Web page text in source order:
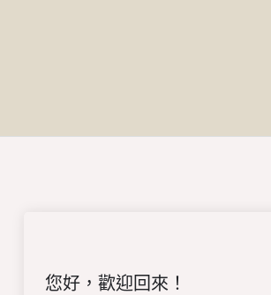
您好，歡迎回來！